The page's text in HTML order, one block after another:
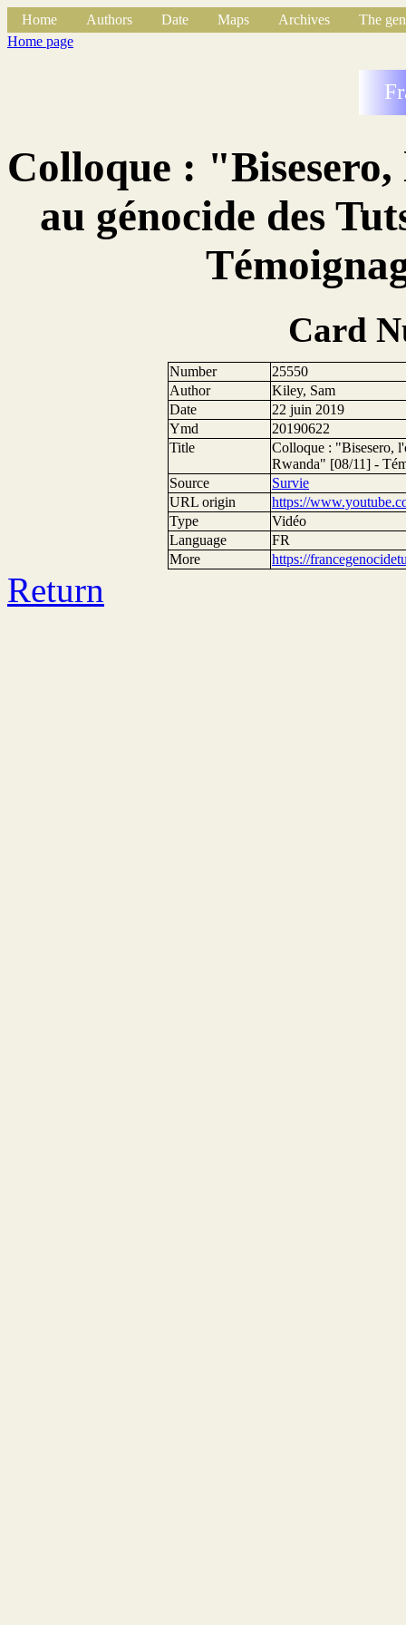
Home Authors Date Maps Archives
The
Home page
Colloque :
au génocide des
Card
Number
25550
Author
Kiley, Sam
Date
22 juin 2019
Ymd
20190622
Title
Colloque : "Bisesero,
Rwanda" [08/11] -
Source
Survie
URL origin
https://
Type
Vidéo
Language
FR
More
https://
Return